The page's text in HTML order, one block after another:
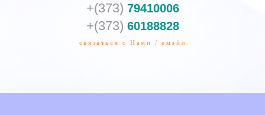
+(373) 79410006
+(373) 60188828
связаться с Нами / емэйл